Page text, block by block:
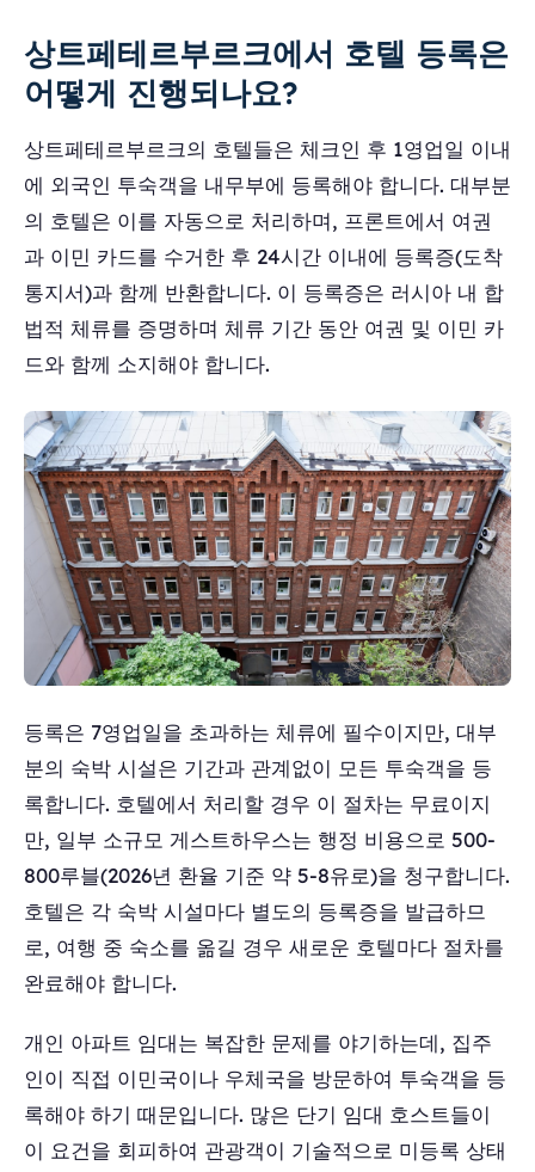
상트페테르부르크에서 호텔 등록은
어떻게 진행되나요?
상트페테르부르크의 호텔들은 체크인 후 1영업일 이내
에 외국인 투숙객을 내무부에 등록해야 합니다. 대부분
의 호텔은 이를 자동으로 처리하며, 프론트에서 여권
과 이민 카드를 수거한 후 24시간 이내에 등록증(도착
통지서)과 함께 반환합니다. 이 등록증은 러시아 내 합
법적 체류를 증명하며 체류 기간 동안 여권 및 이민 카
드와 함께 소지해야 합니다.
등록은 7영업일을 초과하는 체류에 필수이지만, 대부
분의 숙박 시설은 기간과 관계없이 모든 투숙객을 등
록합니다. 호텔에서 처리할 경우 이 절차는 무료이지
만, 일부 소규모 게스트하우스는 행정 비용으로 500-
800루블(2026년 환율 기준 약 5-8유로)을 청구합니다.
호텔은 각 숙박 시설마다 별도의 등록증을 발급하므
로, 여행 중 숙소를 옮길 경우 새로운 호텔마다 절차를
완료해야 합니다.
개인 아파트 임대는 복잡한 문제를 야기하는데, 집주
인이 직접 이민국이나 우체국을 방문하여 투숙객을 등
록해야 하기 때문입니다. 많은 단기 임대 호스트들이
이 요건을 회피하여 관광객이 기술적으로 미등록 상태